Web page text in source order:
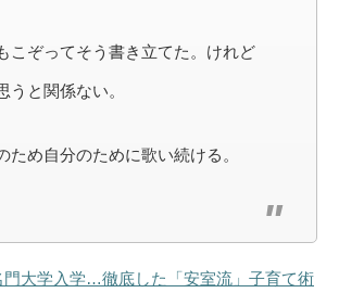
こぞってそう書き立てた。けれど
うと関係ない。
ため自分のために歌い続ける。
門大学入学…徹底した「安室流」子育て術